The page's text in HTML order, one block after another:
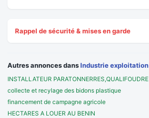
Rappel de sécurité & mises en garde
Autres annonces dansIndustrie exploitation
INSTALLATEUR PARATONNERRES,QUALIFOUDRE
collecte et recylage des bidons plastique
financement de campagne agricole
HECTARES A LOUER AU BENIN